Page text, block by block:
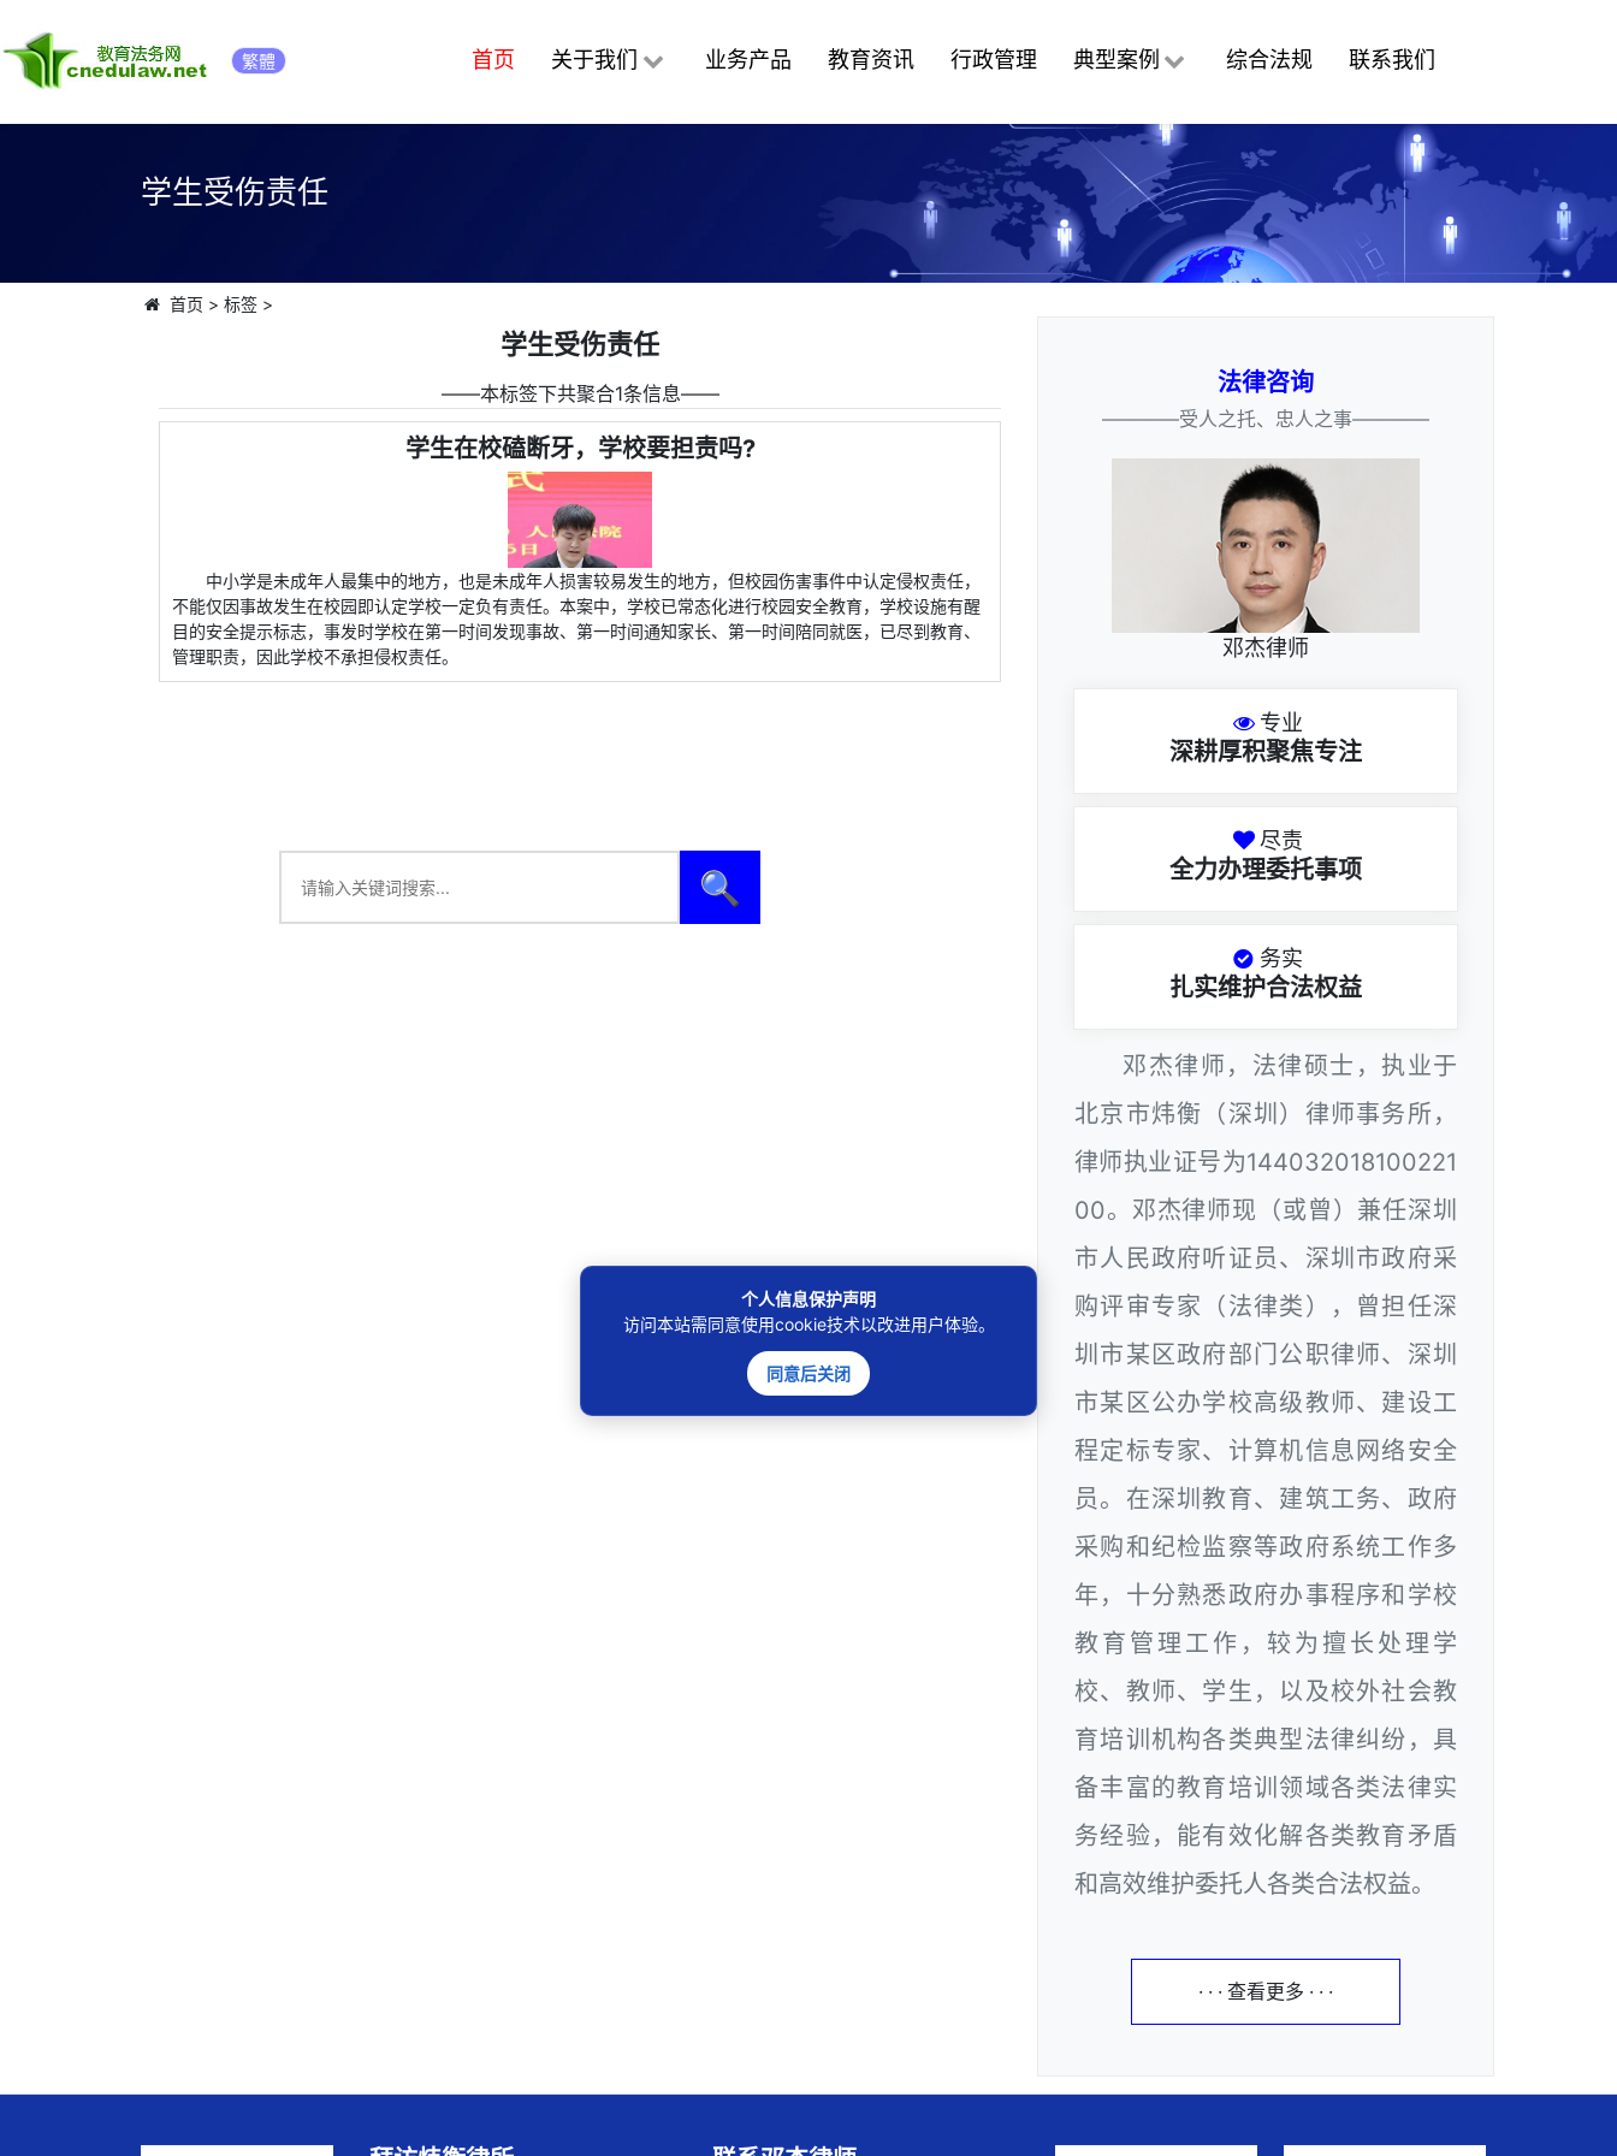
繁體 首页 关于我们 业务产品 教育资讯 行政管理 典型案例 综合法规 联系我们
学生受伤责任
首页 > 标签>
学生受伤责任
――本标签下共聚合1条信息――
学生在校磕断牙，学校要担责吗?
中小学是未成年人最集中的地方，也是未成年人损害较易发生的地方，但校园伤害事件中认定侵权责任，
不能仅因事故发生在校园即认定学校一定负有责任。本案中，学校已常态化进行校园安全教育，学校设施有醒
目的安全提示标志，事发时学校在第一时间发现事故、第一时间通知家长、第一时间陪同就医，已尽到教育、
管理职责，因此学校不承担侵权责任。
🔍
法律咨询
————受人之托、忠人之事————
邓杰律师
专业
深耕厚积聚焦专注
尽责
全力办理委托事项
务实
扎实维护合法权益
邓杰律师，法律硕士，执业于
北京市炜衡（深圳）律师事务所，
律师执业证号为144032018100221
00。邓杰律师现（或曾）兼任深圳
市人民政府听证员、深圳市政府采
购评审专家（法律类），曾担任深
圳市某区政府部门公职律师、深圳
市某区公办学校高级教师、建设工
程定标专家、计算机信息网络安全
员。在深圳教育、建筑工务、政府
采购和纪检监察等政府系统工作多
年，十分熟悉政府办事程序和学校
教育管理工作，较为擅长处理学
校、教师、学生，以及校外社会教
育培训机构各类典型法律纠纷，具
备丰富的教育培训领域各类法律实
务经验，能有效化解各类教育矛盾
和高效维护委托人各类合法权益。
· · · 查看更多 · · ·
个人信息保护声明
访问本站需同意使用cookie技术以改进用户体验。
同意后关闭